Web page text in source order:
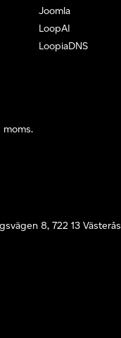
Joomla
LoopAI
LoopiaDNS
moms.
8, 722 13 Västerås